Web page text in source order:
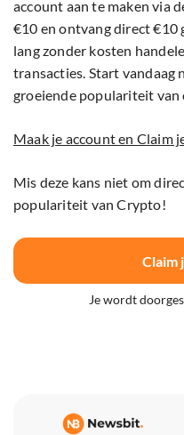
account aan te maken via
€10 en ontvang direct €10
lang zonder kosten
transacties. Start vandaag
groeiende populariteit van
Maak je account en Claim
Mis deze kans niet om
populariteit van Crypto!
Claim
Je wordt